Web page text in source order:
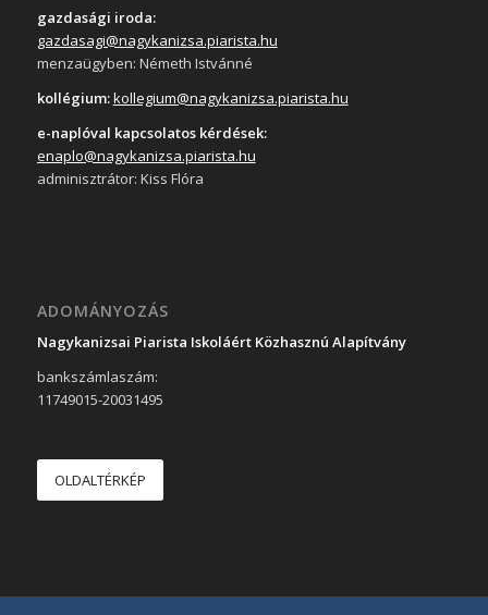
gazdasági iroda:
gazdasagi@nagykanizsa.piarista.hu
menzaügyben: Németh Istvánné
kollégium:kollegium@nagykanizsa.piarista.hu
e-naplóval kapcsolatos kérdések:
enaplo@nagykanizsa.piarista.hu
adminisztrátor: Kiss Flóra
ADOMÁNYOZÁS
Nagykanizsai Piarista Iskoláért Közhasznú Alapítvány
bankszámlaszám:
11749015-20031495
OLDALTÉRKÉP